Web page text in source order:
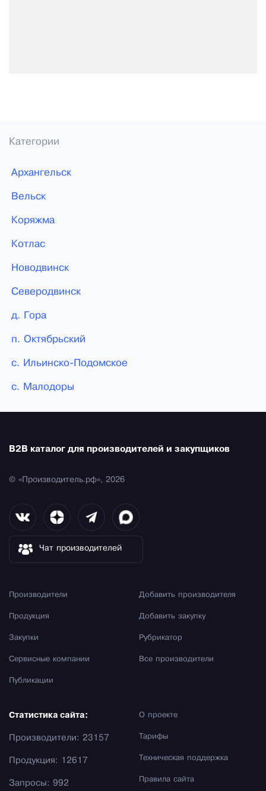
Категории
Архангельск
Вельск
Коряжма
Котлас
Новодвинск
Северодвинск
д. Гора
п. Октябрьский
с. Ильинско-Подомское
с. Малодоры
B2B каталог для производителей и закупщиков
© «Производитель.рф», 2026
Чат производителей
Производители
Продукция
Закупки
Сервисные компании
Публикации
Добавить производителя
Добавить закупку
Рубрикатор
Все производители
О проекте
Тарифы
Техническая поддержка
Правила сайта
Статистика сайта:
Производители: 23157
Продукция: 12617
Запросы: 992